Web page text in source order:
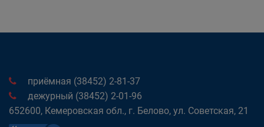
приёмная (38452) 2-81-37
дежурный (38452) 2-01-96
652600, Кемеровская обл., г. Белово, ул. Советская, 21